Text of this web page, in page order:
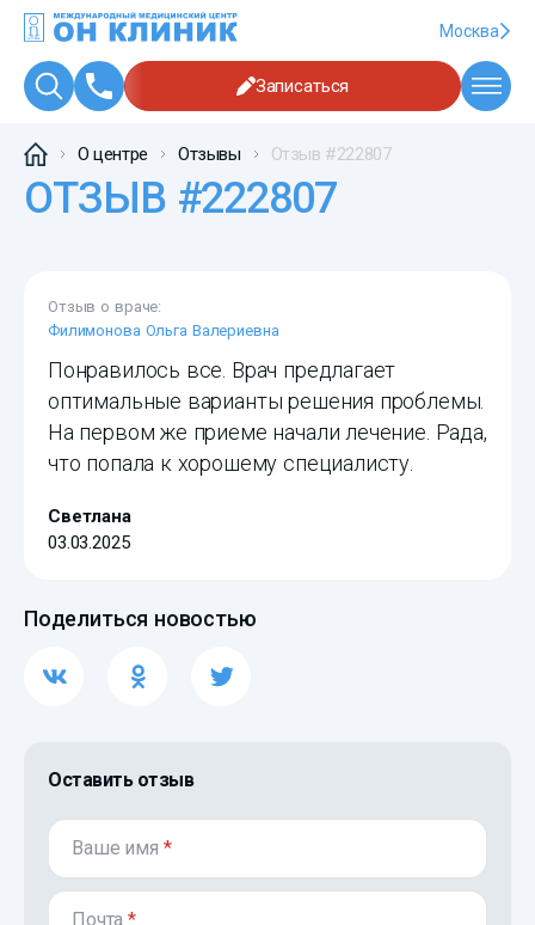
Москва
Записаться
О центре Отзывы Отзыв #222807
ОТЗЫВ #222807
Отзыв о враче:
Филимонова Ольга Валериевна
Понравилось все. Врач предлагает
оптимальные варианты решения проблемы.
На первом же приеме начали лечение. Рада,
что попала к хорошему специалисту.
Светлана
03.03.2025
Поделиться новостью
Оставить отзыв
Ваше имя *
Почта*